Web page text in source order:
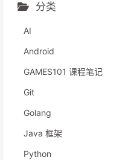
分类
AI
Android
GAMES101 课程笔记
Git
Golang
Java 框架
Python